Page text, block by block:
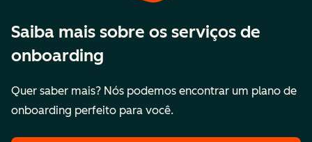
Saiba mais sobre os serviços de
onboarding
Quer saber mais? Nós podemos encontrar um plano de
onboarding perfeito para você.